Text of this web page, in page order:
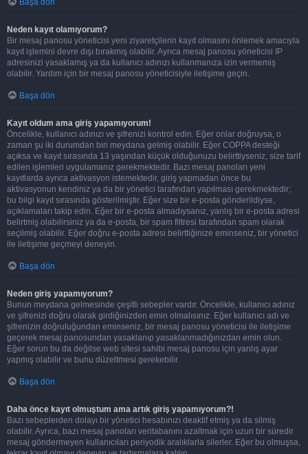
Başa dön
Neden kayıt olamıyorum?
Bir mesaj panosu yöneticisi yeni ziyaretçilerin kayıt olmasını önlemek amacıyla
kayıt işlemini devre dışı bırakmış olabilir. Ayrıca mesaj panosu yöneticisi IP
adresinizi yasaklamış ya da kullanıcı adınızı kullanmanıza izin vermemiş
olabilir. Yardım için bir mesaj panosu yöneticisiyle iletişime geçin.
Başa dön
Kayıt oldum ama giriş yapamıyorum!
Öncelikle, kullanıcı adınızı ve şifrenizi kontrol edin. Eğer onlar doğruysa, o
zaman şu iki durumdan biri meydana gelmiş olabilir. Eğer COPPA desteği
açıksa ve kayıt sırasında 13 yaşından küçük olduğunuzu belirttiyseniz, size tarif
edilen işlemleri uygulamanız gerekmektedir. Bazı mesaj panoları yeni
kayıtlarda ayrıca aktivasyon istemektedir, giriş yapmadan önce bu
aktivasyonun kendiniz ya da bir yönetici tarafından yapılması gerekmektedir;
bu bilgi kayıt sırasında gösterilmiştir. Eğer size bir e-posta gönderildiyse,
açıklamaları takip edin. Eğer bir e-posta almadıysanız, yanlış bir e-posta adresi
belirtmiş olabilirsiniz ya da e-posta, bir spam filtresi tarafından spam olarak
seçilmiş olabilir. Eğer doğru e-posta adresi belirttiğinize eminseniz, bir yönetici
ile iletişime geçmeyi deneyin.
Başa dön
Neden giriş yapamıyorum?
Bunun meydana gelmesinde çeşitli sebepler vardır. Öncelikle, kullanıcı adınız
ve şifrenizi doğru olarak girdiğinizden emin olmalısınız. Eğer kullanıcı adı ve
şifrenizin doğruluğundan eminseniz, bir mesaj panosu yöneticisi ile iletişime
geçerek mesaj panosundan yasaklanıp yasaklanmadığınızdan emin olun.
Eğer sorun bu da değilse web sitesi sahibi mesaj panosu için yanlış ayar
yapmış olabilir ve bunu düzeltmesi gerekebilir.
Başa dön
Daha önce kayıt olmuştum ama artık giriş yapamıyorum?!
Bazı sebeplerden dolayı bir yönetici hesabınızı deaktif etmiş ya da silmiş
olabilir. Ayrıca, bazı mesaj panoları veritabanını azaltmak için uzun bir süredir
mesaj göndermeyen kullanıcıları periyodik aralıklarla silerler. Eğer bu olmuşsa,